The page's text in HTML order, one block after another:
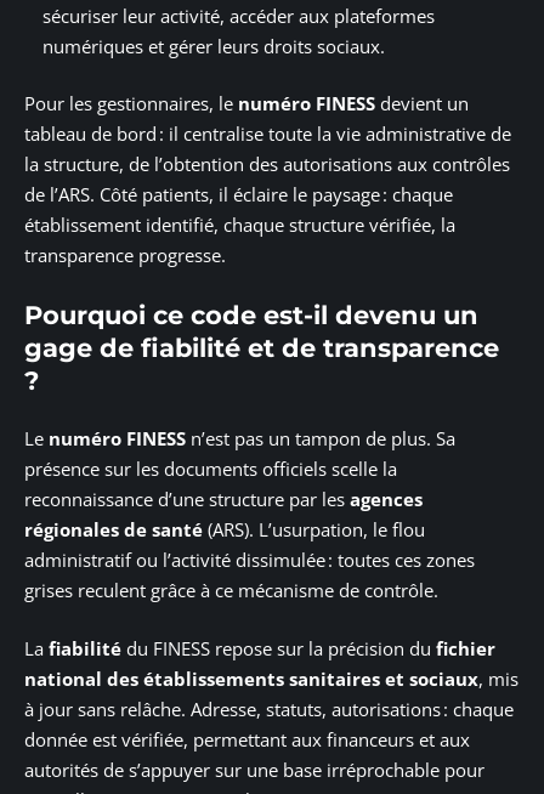
sécuriser leur activité, accéder aux plateformes
numériques et gérer leurs droits sociaux.
Pour les gestionnaires, le numéro FINESS devient un
tableau de bord : il centralise toute la vie administrative de
la structure, de l’obtention des autorisations aux contrôles
de l’ARS. Côté patients, il éclaire le paysage : chaque
établissement identifié, chaque structure vérifiée, la
transparence progresse.
Pourquoi ce code est-il devenu un
gage de fiabilité et de transparence
?
Le numéro FINESS n’est pas un tampon de plus. Sa
présence sur les documents officiels scelle la
reconnaissance d’une structure par les agences
régionales de santé (ARS). L’usurpation, le flou
administratif ou l’activité dissimulée : toutes ces zones
grises reculent grâce à ce mécanisme de contrôle.
La fiabilité du FINESS repose sur la précision du fichier
national des établissements sanitaires et sociaux, mis
à jour sans relâche. Adresse, statuts, autorisations : chaque
donnée est vérifiée, permettant aux financeurs et aux
autorités de s’appuyer sur une base irréprochable pour